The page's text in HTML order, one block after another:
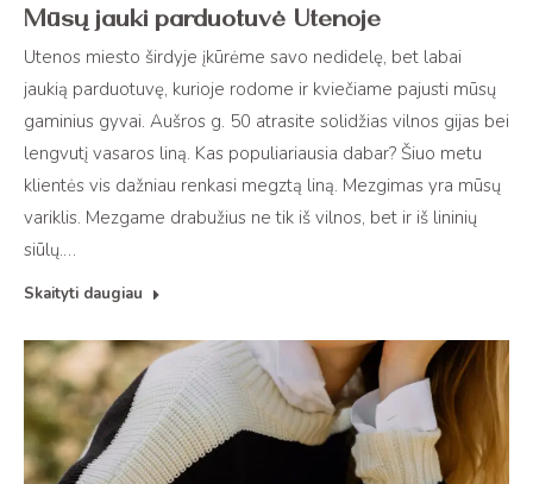
Mūsų jauki parduotuvė Utenoje
Utenos miesto širdyje įkūrėme savo nedidelę, bet labai
jaukią parduotuvę, kurioje rodome ir kviečiame pajusti mūsų
gaminius gyvai. Aušros g. 50 atrasite solidžias vilnos gijas bei
lengvutį vasaros liną. Kas populiariausia dabar? Šiuo metu
klientės vis dažniau renkasi megztą liną. Mezgimas yra mūsų
variklis. Mezgame drabužius ne tik iš vilnos, bet ir iš lininių
siūlų.…
Skaityti daugiau